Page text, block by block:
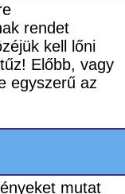
rendet
kell lőni
Előbb, vagy
egyszerű az
mutat